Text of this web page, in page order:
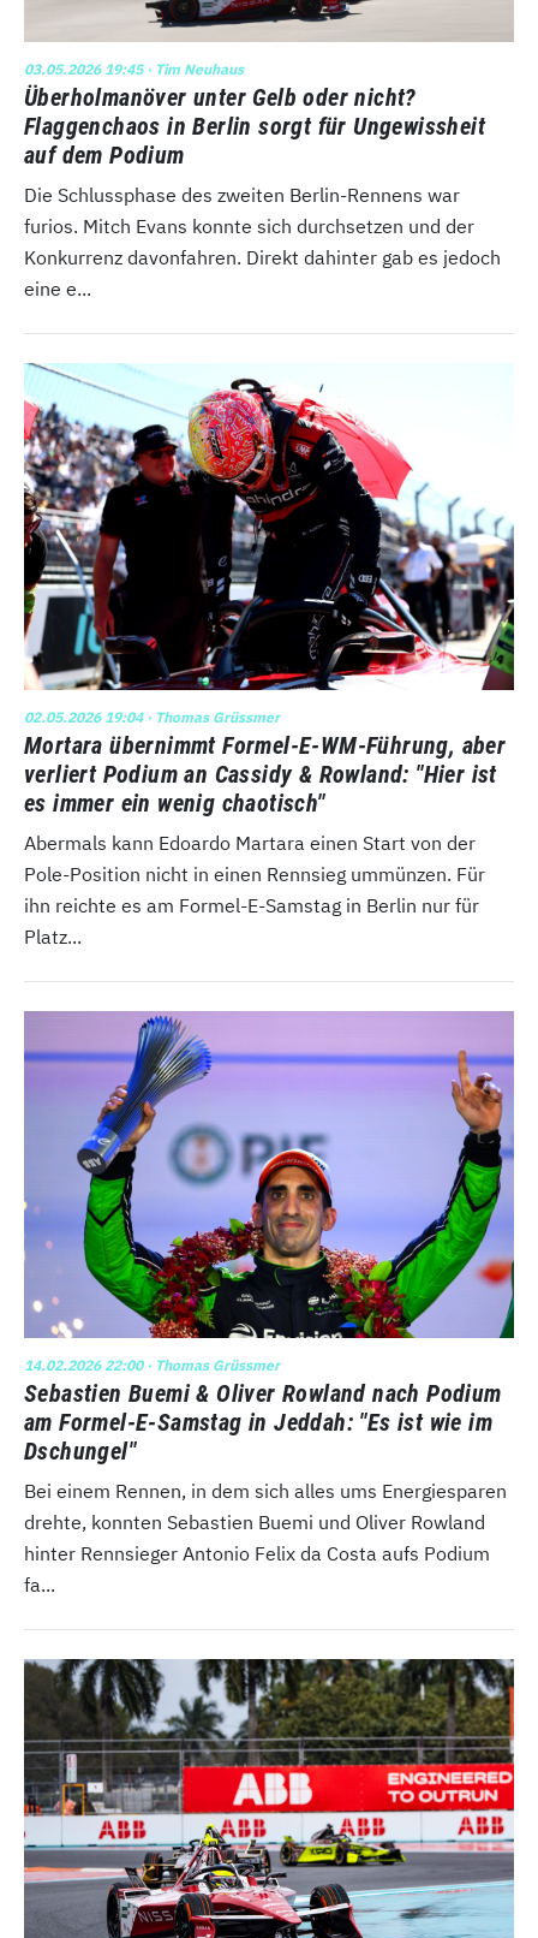
03.05.2026 19:45· Tim Neuhaus
Überholmanöver unter Gelb oder nicht?
Flaggenchaos in Berlin sorgt für Ungewissheit
auf dem Podium
Die Schlussphase des zweiten Berlin-Rennens war
furios. Mitch Evans konnte sich durchsetzen und der
Konkurrenz davonfahren. Direkt dahinter gab es jedoch
eine e...
02.05.2026 19:04· Thomas Grüssmer
Mortara übernimmt Formel-E-WM-Führung, aber
verliert Podium an Cassidy & Rowland: "Hier ist
es immer ein wenig chaotisch"
Abermals kann Edoardo Martara einen Start von der
Pole-Position nicht in einen Rennsieg ummünzen. Für
ihn reichte es am Formel-E-Samstag in Berlin nur für
Platz...
14.02.2026 22:00· Thomas Grüssmer
Sebastien Buemi & Oliver Rowland nach Podium
am Formel-E-Samstag in Jeddah: "Es ist wie im
Dschungel"
Bei einem Rennen, in dem sich alles ums Energiesparen
drehte, konnten Sebastien Buemi und Oliver Rowland
hinter Rennsieger Antonio Felix da Costa aufs Podium
fa...